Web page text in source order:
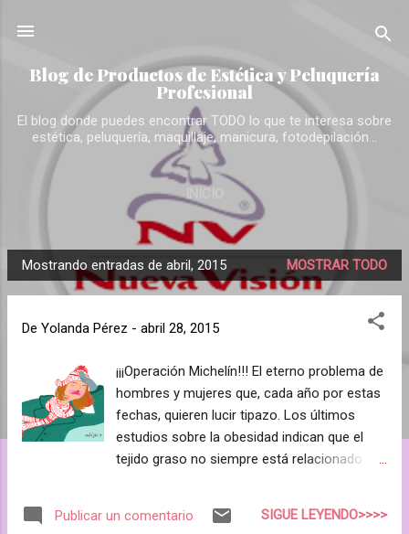
Blog de Productos de Estética y Peluquería
Profesional
El blog donde puedes encontrar TODO lo que te interesa sobre
estética, peluquería, maquillaje, manicura, fotodepilación...
INICIO
E
n
Mostrando entradas de abril, 2015 MOSTRAR TODO
De Yolanda Pérez - abril 28, 2015
¡¡¡Operación Michelín!!! El eterno problema de
hombres y mujeres que, cada año por estas
fechas, quieren lucir tipazo. Los últimos
estudios sobre la obesidad indican que el
tejido graso no siempre está relacionado
adiposo se puede diferenciar por morfología
Publicar un comentario SIGUE LEYENDO>>>>